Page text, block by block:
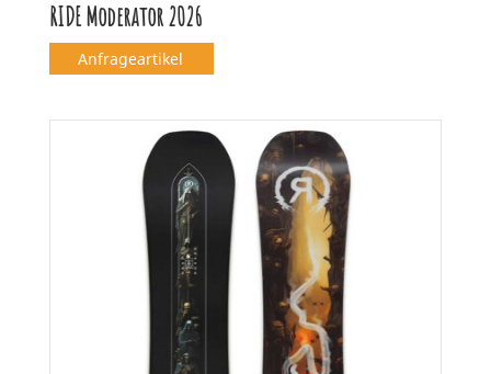
RIDE Moderator 2026
Anfrageartikel